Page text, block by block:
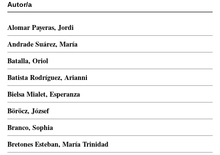
Autor/a
Alomar Payeras, Jordi
Andrade Suárez, María
Batalla, Oriol
Batista Rodríguez, Arianni
Bielsa Mialet, Esperanza
Böröcz, József
Branco, Sophia
Bretones Esteban, María Trinidad